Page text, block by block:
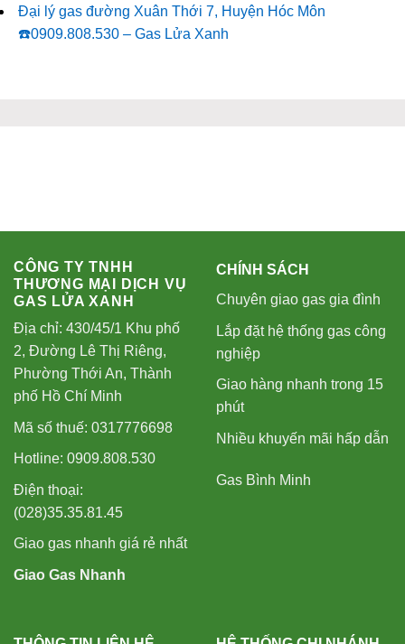
Đại lý gas đường Xuân Thới 7, Huyện Hóc Môn
☎️0909.808.530 – Gas Lửa Xanh
CÔNG TY TNHH
THƯƠNG MẠI DỊCH VỤ
GAS LỬA XANH
Địa chỉ: 430/45/1 Khu phố
2, Đường Lê Thị Riêng,
Phường Thới An, Thành
phố Hồ Chí Minh
Mã số thuế: 0317776698
Hotline: 0909.808.530
Điện thoại:
(028)35.35.81.45
Giao gas nhanh giá rẻ nhất
Giao Gas Nhanh
CHÍNH SÁCH
Chuyên giao gas gia đình
Lắp đặt hệ thống gas công
nghiệp
Giao hàng nhanh trong 15
phút
Nhiều khuyến mãi hấp dẫn
Gas Bình Minh